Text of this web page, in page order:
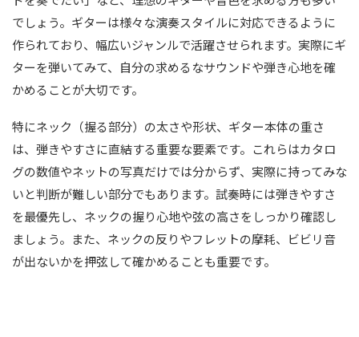
でしょう。ギターは様々な演奏スタイルに対応できるように
作られており、幅広いジャンルで活躍させられます。実際にギ
ターを弾いてみて、自分の求めるなサウンドや弾き心地を確
かめることが大切です。
特にネック（握る部分）の太さや形状、ギター本体の重さ
は、弾きやすさに直結する重要な要素です。これらはカタロ
グの数値やネットの写真だけでは分からず、実際に持ってみな
いと判断が難しい部分でもあります。試奏時には弾きやすさ
を最優先し、ネックの握り心地や弦の高さをしっかり確認し
ましょう。また、ネックの反りやフレットの摩耗、ビビリ音
が出ないかを押弦して確かめることも重要です。